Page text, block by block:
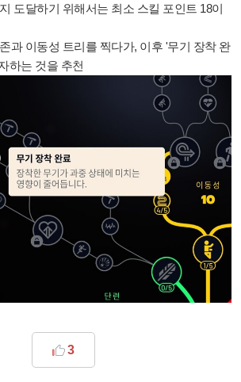
도달하기 위해서는 최소 스킬 포인트 18이
과 이동성 트리를 찍다가, 이후 '무기 장착 완
하는 것을 추천
3